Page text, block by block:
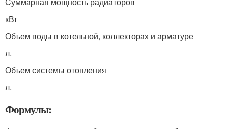
кВт
Объем воды в котельной, коллекторах и арматуре
л.
Объем системы отопления
л.
Формулы: